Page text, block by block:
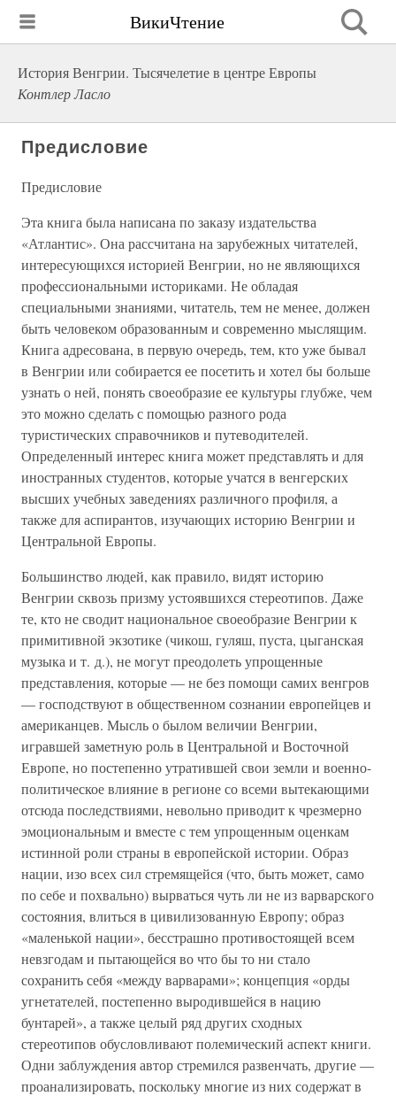
ВикиЧтение
История Венгрии. Тысячелетие в центре Европы
Контлер Ласло
Предисловие
Предисловие
Эта книга была написана по заказу издательства
«Атлантис». Она рассчитана на зарубежных читателей,
интересующихся историей Венгрии, но не являющихся
профессиональными историками. Не обладая
специальными знаниями, читатель, тем не менее, должен
быть человеком образованным и современно мыслящим.
Книга адресована, в первую очередь, тем, кто уже бывал
в Венгрии или собирается ее посетить и хотел бы больше
узнать о ней, понять своеобразие ее культуры глубже, чем
это можно сделать с помощью разного рода
туристических справочников и путеводителей.
Определенный интерес книга может представлять и для
иностранных студентов, которые учатся в венгерских
высших учебных заведениях различного профиля, а
также для аспирантов, изучающих историю Венгрии и
Центральной Европы.
Большинство людей, как правило, видят историю
Венгрии сквозь призму устоявшихся стереотипов. Даже
те, кто не сводит национальное своеобразие Венгрии к
примитивной экзотике (чикош, гуляш, пуста, цыганская
музыка и т. д.), не могут преодолеть упрощенные
представления, которые — не без помощи самих венгров
— господствуют в общественном сознании европейцев и
американцев. Мысль о былом величии Венгрии,
игравшей заметную роль в Центральной и Восточной
Европе, но постепенно утратившей свои земли и военно-
политическое влияние в регионе со всеми вытекающими
отсюда последствиями, невольно приводит к чрезмерно
эмоциональным и вместе с тем упрощенным оценкам
истинной роли страны в европейской истории. Образ
нации, изо всех сил стремящейся (что, быть может, само
по себе и похвально) вырваться чуть ли не из варварского
состояния, влиться в цивилизованную Европу; образ
«маленькой нации», бесстрашно противостоящей всем
невзгодам и пытающейся во что бы то ни стало
сохранить себя «между варварами»; концепция «орды
угнетателей, постепенно выродившейся в нацию
бунтарей», а также целый ряд других сходных
стереотипов обусловливают полемический аспект книги.
Одни заблуждения автор стремился развенчать, другие —
проанализировать, поскольку многие из них содержат в